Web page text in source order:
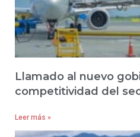
Llamado al nuevo
competitividad del
Leer más »